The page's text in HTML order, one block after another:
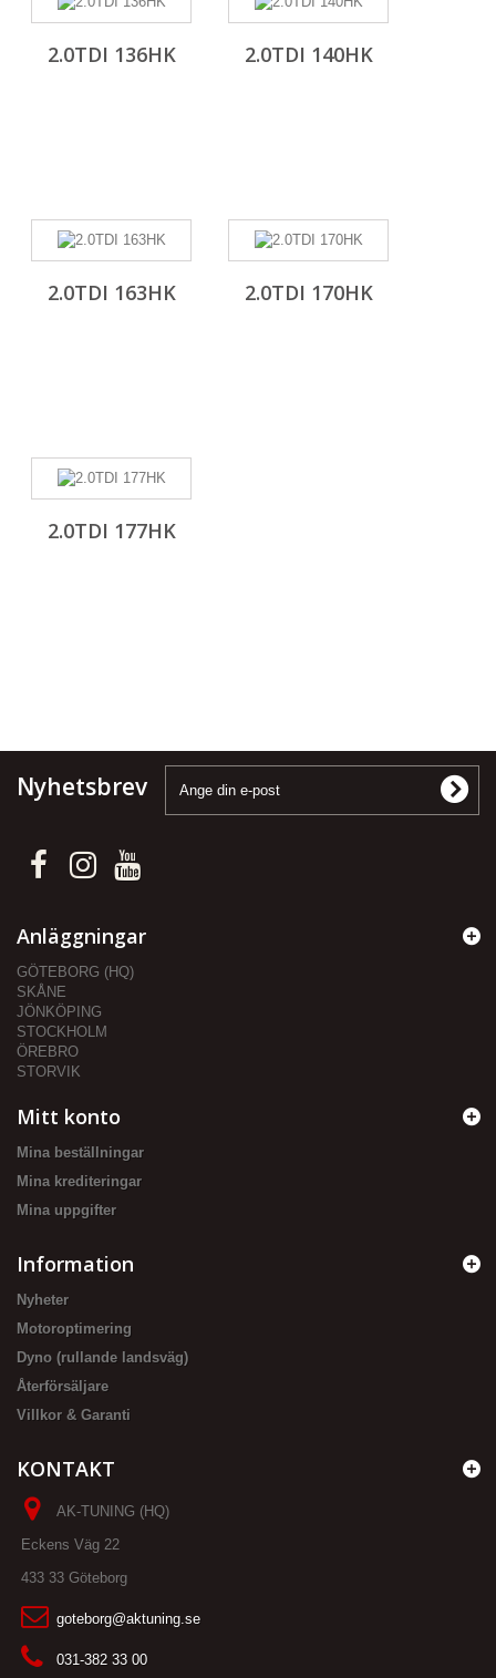
2.0TDI 136HK 2.0TDI 140HK
2.0TDI 163HK 2.0TDI 170HK
2.0TDI 177HK
Nyhetsbrev
Anläggningar
GÖTEBORG (HQ)
SKÅNE
JÖNKÖPING
STOCKHOLM
ÖREBRO
STORVIK
Mitt konto
Mina beställningar
Mina krediteringar
Mina uppgifter
Information
Nyheter
Motoroptimering
Dyno (rullande landsväg)
Återförsäljare
Villkor & Garanti
KONTAKT
AK-TUNING (HQ)
Eckens Väg 22
433 33 Göteborg
goteborg@aktuning.se
031-382 33 00